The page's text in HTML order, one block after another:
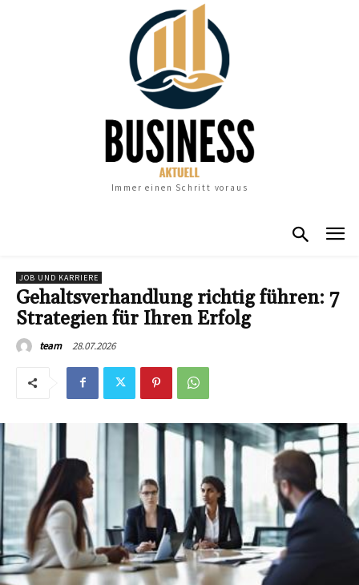
Immer einen Schritt voraus
JOB UND KARRIERE
Gehaltsverhandlung richtig führen: 7
Strategien für Ihren Erfolg
team 28.07.2026